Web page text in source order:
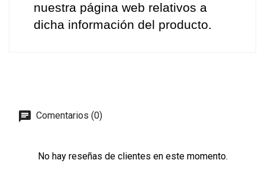
nuestra página web relativos a
dicha información del producto.
Comentarios (0)
No hay reseñas de clientes en este momento.